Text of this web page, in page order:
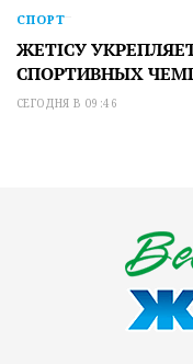
СПОРТ
ЖЕТІСУ
СПОРТИВНЫХ
СЕГОДНЯ В 09:46